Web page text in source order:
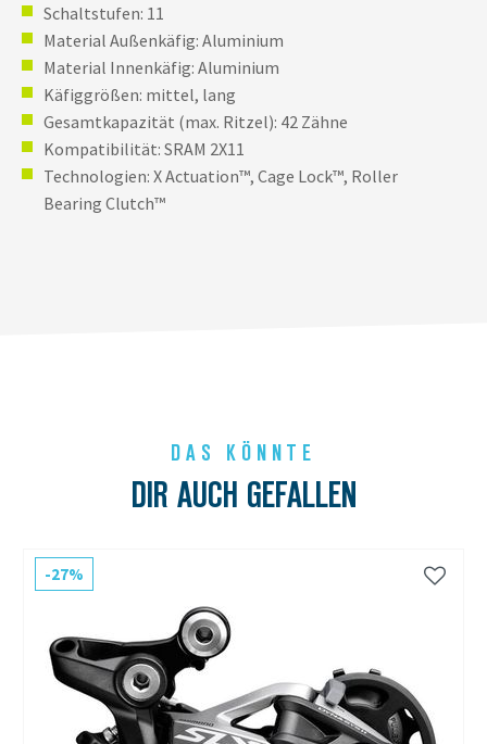
Schaltstufen: 11
Material Außenkäfig: Aluminium
Material Innenkäfig: Aluminium
Käfiggrößen: mittel, lang
Gesamtkapazität (max. Ritzel): 42 Zähne
Kompatibilität: SRAM 2X11
Technologien: X Actuation™, Cage Lock™, Roller
Bearing Clutch™
DAS KÖNNTE
DIR AUCH GEFALLEN
-27%